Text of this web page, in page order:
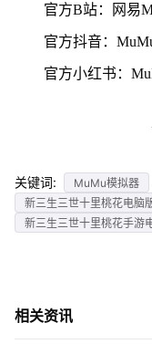
官方B站：网易
官方抖音：
官方小红书：
关键词: MuMu模拟器
新三生三世十里桃花电脑
新三生三世十里桃花手游
相关资讯